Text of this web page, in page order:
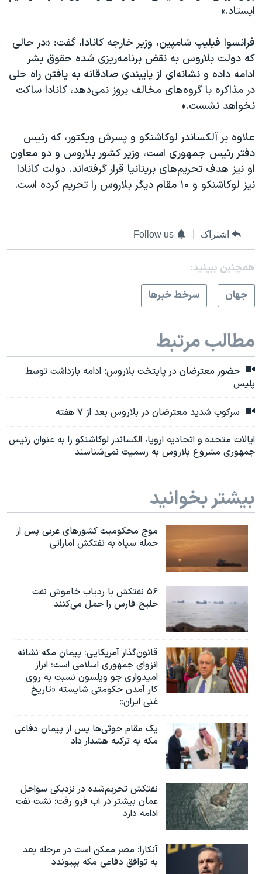
ایستاد.»
فرانسوا فیلیپ شامپین، وزیر خارجه کانادا، گفت: «در حالی
که دولت بلاروس به نقض برنامه‌ریزی شده حقوق بشر
ادامه داده و نشانه‌ای از پایبندی صادقانه به یافتن راه حلی
در مذاکره با گروه‌های مخالف بروز نمی‌دهد، کانادا ساکت
نخواهد نشست.»
علاوه بر آلکساندر لوکاشنکو و پسرش ویکتور، که رئیس
دفتر رئیس جمهوری است، وزیر کشور بلاروس و دو معاون
او نیز هدف تحریم‌های بریتانیا قرار گرفته‌اند. دولت کانادا
نیز لوکاشنکو و ۱۰ مقام دیگر بلاروس را تحریم کرده است.
اشتراک Follow us
همچنبن ببینید:
جهان
سرخط خبرها
مطالب مرتبط
حضور معترضان در پایتخت بلاروس؛ ادامه بازداشت توسط
پلیس
سرکوب شدید معترضان در بلاروس بعد از ۷ هفته
ایالات متحده و اتحادیه اروپا، الکساندر لوکاشنکو را به عنوان رئیس
جمهوری مشروع بلاروس به رسمیت نمی‌شناسند
بیشتر بخوانید
موج محکومیت کشورهای عربی پس از
حمله سپاه به نفتکش اماراتی
۵۶ نفتکش با ردیاب خاموش نفت
خلیج فارس را حمل می‌کنند
قانون‌گذار آمریکایی: پیمان مکه نشانه
انزوای جمهوری اسلامی است؛ ابراز
امیدواری جو ویلسون نسبت به روی
کار آمدن حکومتی شایسته «تاریخ
غنی ایران»
یک مقام حوثی‌ها پس از پیمان دفاعی
مکه به ترکیه هشدار داد
نفتکش تحریم‌شده در نزدیکی سواحل
عمان بیشتر در آب فرو رفت؛ نشت نفت
ادامه دارد
آنکارا: مصر ممکن است در مرحله بعد
به توافق دفاعی مکه بپیوندد